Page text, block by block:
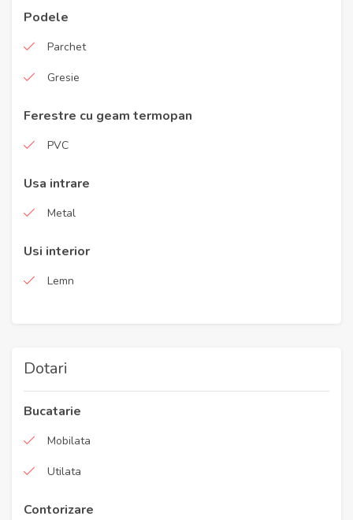
Podele
Parchet
Gresie
Ferestre cu geam termopan
PVC
Usa intrare
Metal
Usi interior
Lemn
Dotari
Bucatarie
Mobilata
Utilata
Contorizare